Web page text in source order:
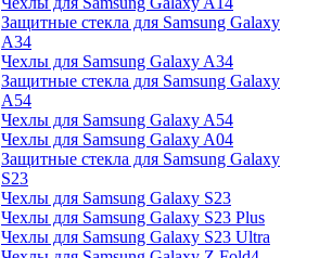
Защитные стекла для Samsung Galaxy
A34
Чехлы для Samsung Galaxy A34
Защитные стекла для Samsung Galaxy
A54
Чехлы для Samsung Galaxy A54
Чехлы для Samsung Galaxy A04
Защитные стекла для Samsung Galaxy
S23
Чехлы для Samsung Galaxy S23
Чехлы для Samsung Galaxy S23 Plus
Чехлы для Samsung Galaxy S23 Ultra